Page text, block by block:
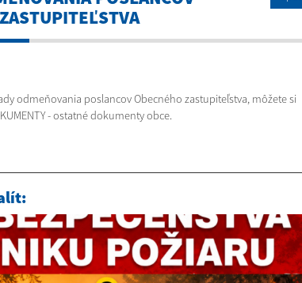
odmeňovania poslancov Obecného zastupiteľstva, môžete si
- ostatné dokumenty obce.